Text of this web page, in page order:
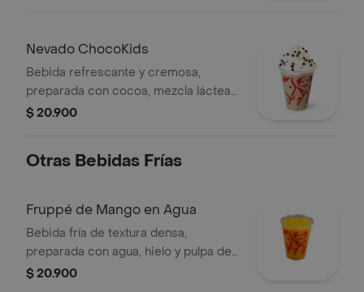
Nevado ChocoKids
Bebida refrescante y cremosa,
preparada con cocoa, mezcla láctea
reducida en azúcar, decorada con
$ 20.900
Otras Bebidas Frías
Fruppé de Mango en Agua
Bebida fría de textura densa,
preparada con agua, hielo y pulpa de
mango. Contiene azúcar añadida.
$ 20.900